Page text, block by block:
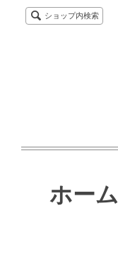
ショップ内検索
ホーム